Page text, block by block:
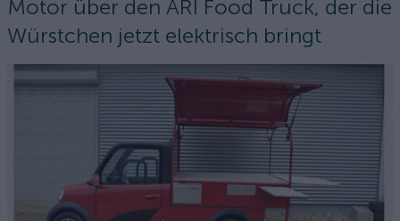
Motor über den ARI Food Truck, der die
Würstchen jetzt elektrisch bringt